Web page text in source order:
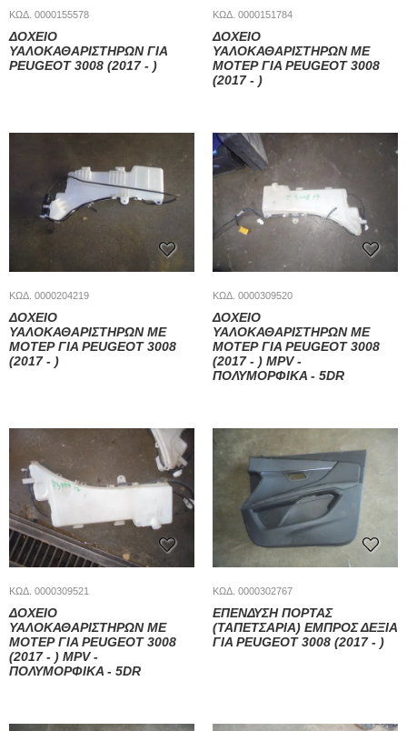
ΚΩΔ. 0000155578
ΔΟΧΕΙΟ
ΥΑΛΟΚΑΘΑΡΙΣΤΗΡΩΝ ΓΙΑ
PEUGEOT 3008 (2017 - )
ΚΩΔ. 0000151784
ΔΟΧΕΙΟ
ΥΑΛΟΚΑΘΑΡΙΣΤΗΡΩΝ ΜΕ
ΜΟΤΕΡ ΓΙΑ PEUGEOT 3008
(2017 - )
ΚΩΔ. 0000204219
ΔΟΧΕΙΟ
ΥΑΛΟΚΑΘΑΡΙΣΤΗΡΩΝ ΜΕ
ΜΟΤΕΡ ΓΙΑ PEUGEOT 3008
(2017 - )
ΚΩΔ. 0000309520
ΔΟΧΕΙΟ
ΥΑΛΟΚΑΘΑΡΙΣΤΗΡΩΝ ΜΕ
ΜΟΤΕΡ ΓΙΑ PEUGEOT 3008
(2017 - ) MPV -
ΠΟΛΥΜΟΡΦΙΚΑ - 5DR
ΚΩΔ. 0000309521
ΔΟΧΕΙΟ
ΥΑΛΟΚΑΘΑΡΙΣΤΗΡΩΝ ΜΕ
ΜΟΤΕΡ ΓΙΑ PEUGEOT 3008
(2017 - ) MPV -
ΠΟΛΥΜΟΡΦΙΚΑ - 5DR
ΚΩΔ. 0000302767
ΕΠΕΝΔΥΣΗ ΠΟΡΤΑΣ
(ΤΑΠΕΤΣΑΡΙΑ) ΕΜΠΡΟΣ ΔΕΞΙΑ
ΓΙΑ PEUGEOT 3008 (2017 - )